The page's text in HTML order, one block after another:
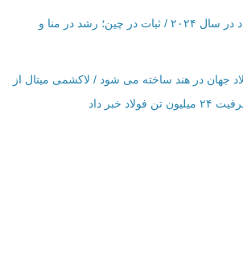
پیش بینی مصرف فولاد در سال ۲۰۲۴ / ثبات در چین؛ رشد در منا و
جهان در هند ساخته می شود / لاکشمی میتال از
خبر داد